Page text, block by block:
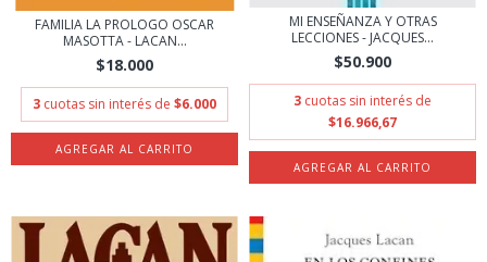
FAMILIA LA PROLOGO OSCAR
MASOTTA - LACAN...
$18.000
3 cuotas sin interés de $6.000
MI ENSEÑANZA Y OTRAS
LECCIONES - JACQUES...
$50.900
3 cuotas sin interés de
$16.966,67